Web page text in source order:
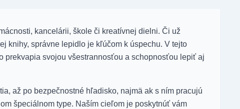
kancelárii, škole či kreatívnej dielni. Či už
knihy, správne lepidlo je kľúčom k úspechu. V tejto
prekvapia svojou všestrannosťou a schopnosťou lepiť aj
až po bezpečnostné hľadisko, najmä ak s ním pracujú
špeciálnom type. Naším cieľom je poskytnúť vám